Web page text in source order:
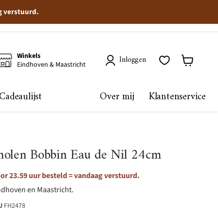
verstuurd.
Winkels
Eindhoven & Maastricht
Inloggen
Over mij Klantenservice
Bobbin Eau de Nil 24cm
23.59 uur besteld = vandaag verstuurd.
en Maastricht.
FH2478